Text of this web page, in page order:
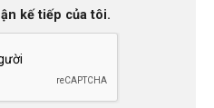
kế tiếp của tôi.